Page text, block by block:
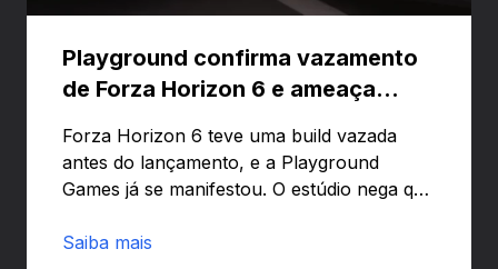
Playground confirma vazamento
de Forza Horizon 6 e ameaça
Forza Horizon 6 teve uma build vazada
antes do lançamento, e a Playground
Games já se manifestou. O estúdio nega que
preload e avisa que quem usar versões não
Saiba mais